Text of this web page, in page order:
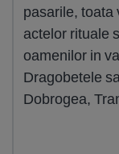
pasarile, toata
actelor rituale
oamenilor in
Dragobetele
Dobrogea,